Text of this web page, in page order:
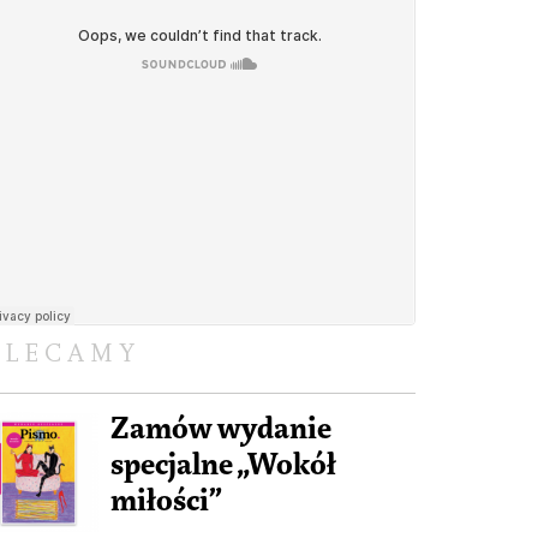
Zamów wydanie
specjalne „Wokół
miłości”